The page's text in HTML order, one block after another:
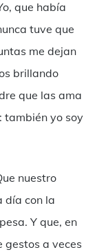
que había
tuve que
me dejan
brillando
que las ama
también yo soy
nuestro
día con la
Y que, en
gestos a veces